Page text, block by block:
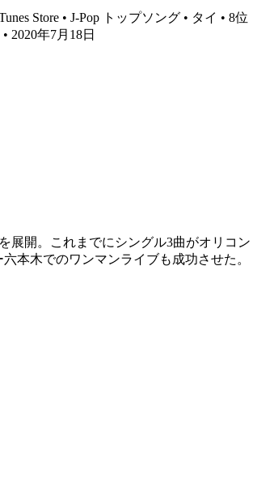
Store • J-Pop トップソング • タイ • 8位
2020年7月18日
展開。これまでにシングル3曲がオリコン
本木でのワンマンライブも成功させた。